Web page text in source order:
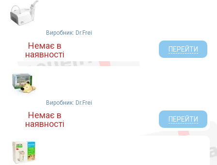
Виробник: Dr.Frei
Немає в
наявності
ПЕРЕЙТИ
Виробник: Dr.Frei
Немає в
наявності
ПЕРЕЙТИ